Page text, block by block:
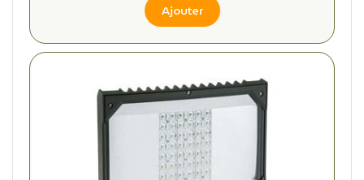
Ajouter